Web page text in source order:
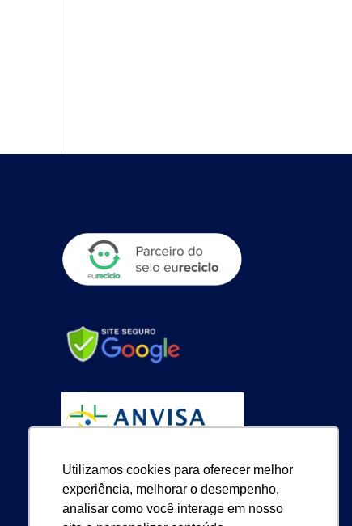
Utilizamos cookies para oferecer melhor
experiência, melhorar o desempenho,
analisar como você interage em nosso